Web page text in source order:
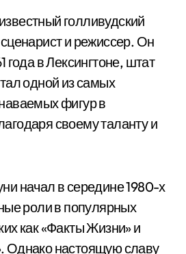
голливудский
и режиссер. Он
года в Лексингтоне, штат
одной из самых
фигур в
своему таланту и
начал в середине 1980-х
роли в популярных
как «Факты Жизни» и
Однако настоящую славу